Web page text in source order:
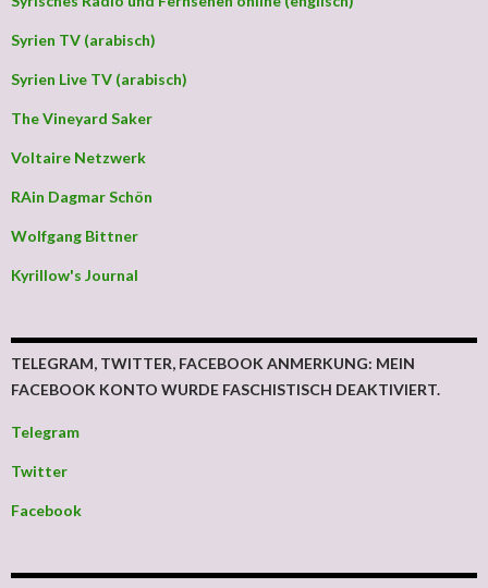
Syrien TV (arabisch)
Syrien Live TV (arabisch)
The Vineyard Saker
Voltaire Netzwerk
RAin Dagmar Schön
Wolfgang Bittner
Kyrillow's Journal
TELEGRAM, TWITTER, FACEBOOK ANMERKUNG: MEIN
FACEBOOK KONTO WURDE FASCHISTISCH DEAKTIVIERT.
Telegram
Twitter
Facebook